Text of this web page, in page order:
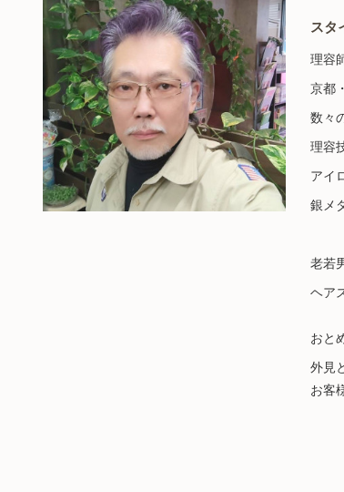
スタ
理容
京都
数々
理容
アイ
銀メ
老若
ヘア
おと
外見
お客